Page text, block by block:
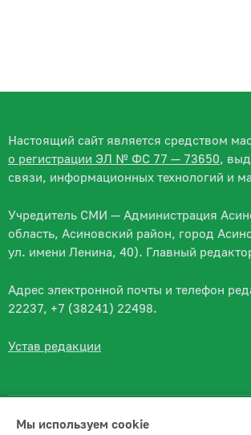
Настоящий сайт является средством
о регистрации ЭЛ № ФС 77 — 73650,
связи, информационных технологий и
Учредитель СМИ — Администрация
область, Асиновский район, город
ул. имени Ленина, 40). Главный
Адрес электронной почты и телефон
22237, +7 (38241) 22498.
Устав редакции
Мы используем сookie